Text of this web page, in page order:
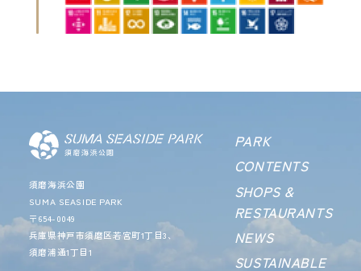
須磨海浜公園
SUMA SEASIDE PARK
〒654-0049
兵庫県神戸市須磨区若宮町1丁目3、
須磨浦通1丁目1
PARK
CONTENTS
SHOPS &
RESTAURANTS
NEWS
SUSTAINABLE